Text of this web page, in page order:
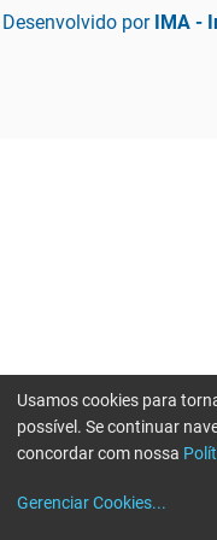
Desenvolvido por IMA -
Usamos cookies para
possível. Se continuar
concordar com nossa
Gerenciar Cookies...
Erro ao enviar